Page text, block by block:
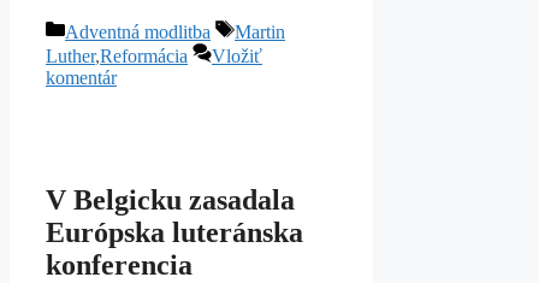
Kategórie
Adventná modlitba Značky
Martin
Luther,Reformácia
Vložiť
komentár
V Belgicku zasadala
Európska luteránska
konferencia